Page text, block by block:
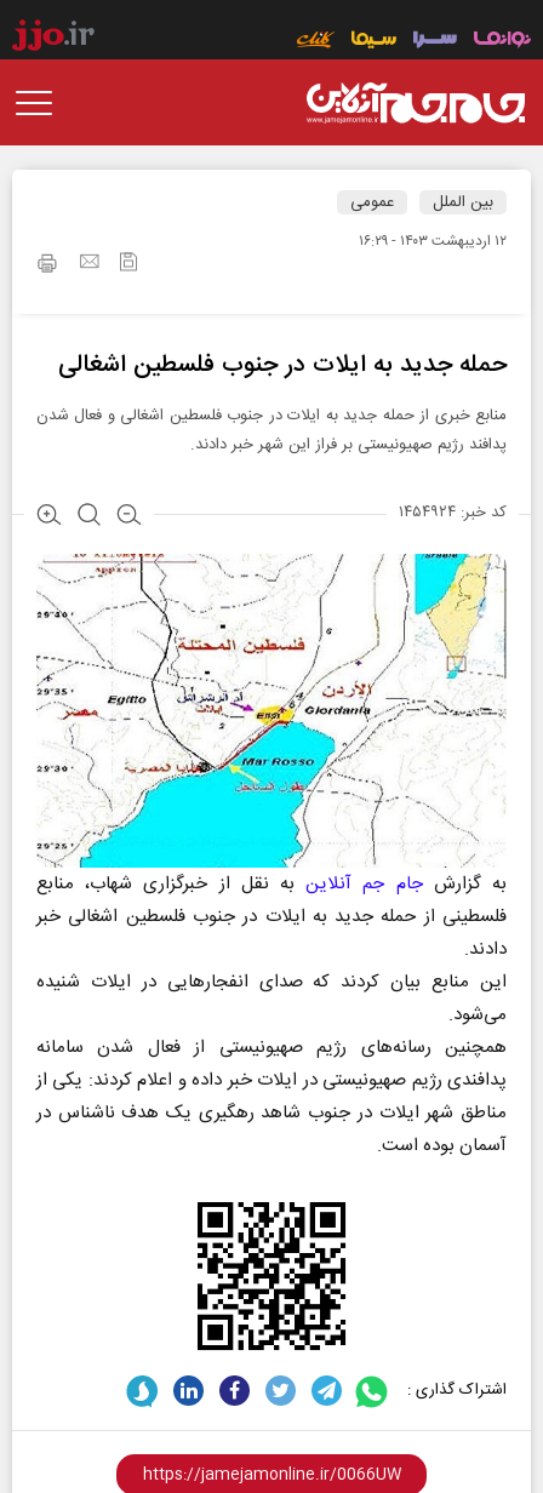
بین الملل عمومی
۱۲ ارديبهشت ۱۴۰۳ - ۱۶:۲۹
حمله جدید به ایلات در جنوب فلسطین اشغالی
منابع خبری از حمله جدید به ایلات در جنوب فلسطین اشغالی و فعال شدن
پدافند رژیم صهیونیستی بر فراز این شهر خبر دادند.
کد خبر: ۱۴۵۴۹۲۴
به گزارشجام جم آنلاینبه نقل از خبرگزاری شهاب، منابع
فلسطینی از حمله جدید به ایلات در جنوب فلسطین اشغالی خبر
دادند.
این منابع بیان کردند که صدای انفجارهایی در ایلات شنیده
می‌شود.
همچنین رسانه‌های رژیم صهیونیستی از فعال شدن سامانه
پدافندی رژیم صهیونیستی در ایلات خبر داده و اعلام کردند: یکی از
مناطق شهر ایلات در جنوب شاهد رهگیری یک هدف ناشناس در
آسمان بوده است.
اشتراک گذاری :